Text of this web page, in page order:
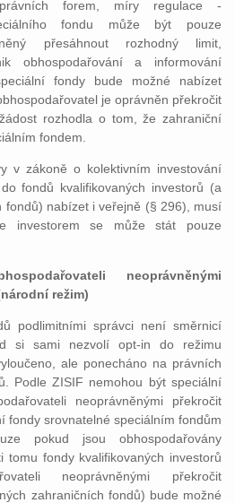
forem, míry regulace -
fondu může být pouze
přesáhnout rozhodný limit,
obhospodařování a informování
fondy bude možné nabízet
je oprávněn překročit
rozhodla o tom, že zahraniční
fondem.
v zákoně o kolektivním investování
fondů kvalifikovaných investorů (a
fondů) nabízet i veřejně (§ 296), musí
investorem se může stát pouze
neoprávněnými
režim)
podlimitními správci není směrnicí
si sami nezvolí opt-in do režimu
ale ponecháno na právních
Podle ZISIF nemohou být speciální
neoprávněnými překročit
fondy srovnatelné speciálním fondům
pokud jsou obhospodařovány
tomu fondy kvalifikovaných investorů
neoprávněnými překročit
zahraničních fondů) bude možné